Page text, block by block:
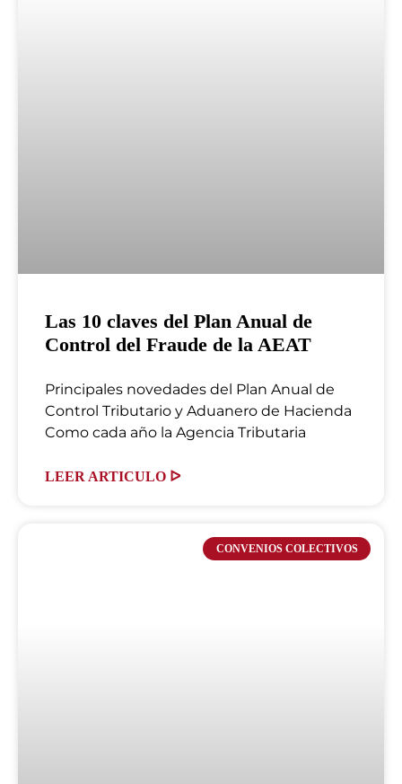
Las 10 claves del Plan Anual de
Control del Fraude de la AEAT
Principales novedades del Plan Anual de
Control Tributario y Aduanero de Hacienda
Como cada año la Agencia Tributaria
LEER ARTICULO ᐅ
CONVENIOS COLECTIVOS